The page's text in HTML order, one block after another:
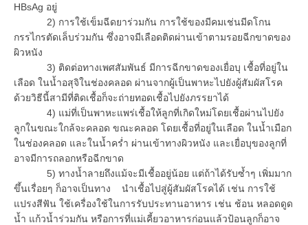
HBsAg อยู่
2) การใช้เข็มฉีดยาร่วมกัน การใช้ของมีคมเช่นมีดโกน
กรรไกรตัดเล็บร่วมกัน ซึ่งอาจมีเลือดติดผ่านเข้าตามรอยฉีกขาดของ
ผิวหนัง
3) ติดต่อทางเพศสัมพันธ์ มีการฉีกขาดของเยื่อบุ เชื้อที่อยู่ใน
เลือด ในน้ำอสุจิในช่องคลอด ผ่านจากผู้เป็นพาหะไปยังผู้สัมผัสโรค
ด้วยวิธีนี้สามีที่ติดเชื้อก็จะถ่ายทอดเชื้อไปยังภรรยาได้
4) แม่ที่เป็นพาหะแพร่เชื้อให้ลูกที่เกิดใหม่โดยเชื้อผ่านไปยัง
ลูกในขณะใกล้จะคลอด ขณะคลอด โดยเชื้อที่อยู่ในเลือด ในน้ำเมือก
ในช่องคลอด และในน้ำคร่ำ ผ่านเข้าทางผิวหนัง และเยื่อบุของลูกที่
อาจมีการถลอกหรือฉีกขาด
5) ทางน้ำลายถึงแม้จะมีเชื้ออยู่น้อย แต่ถ้าได้รับซ้ำๆ เพิ่มมาก
ขึ้นเรื่อยๆ ก็อาจเป็นทาง นำเชื้อไปสู่ผู้สัมผัสโรคได้ เช่น การใช้
แปรงสีฟัน ใช้เครื่องใช้ในการรับประทานอาหาร เช่น ช้อน หลอดดูด
น้ำ แก้วน้ำร่วมกัน หรือการที่แม่เคี้ยวอาหารก่อนแล้วป้อนลูกก็อาจ